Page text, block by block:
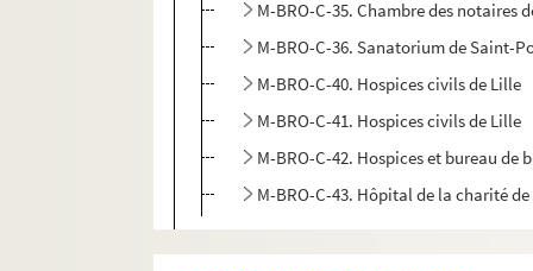
M-BRO-C-35. Chambre des notaires
M-BRO-C-36. Sanatorium de Saint-
M-BRO-C-40. Hospices civils de Lille
M-BRO-C-41. Hospices civils de Lille
M-BRO-C-42. Hospices et bureau de
M-BRO-C-43. Hôpital de la charité